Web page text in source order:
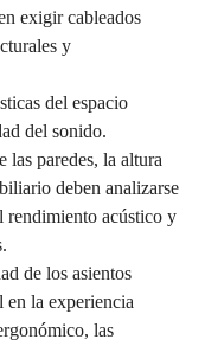
exigir cableados
y
del espacio
del sonido.
las paredes, la altura
deben analizarse
rendimiento acústico y
de los asientos
en la experiencia
las